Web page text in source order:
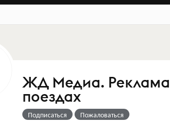
ЖД Медиа. Реклама
поездах
Подписаться Пожаловаться